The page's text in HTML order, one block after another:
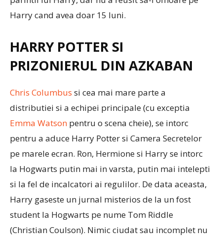
Harry cand avea doar 15 luni.
HARRY POTTER SI
PRIZONIERUL DIN AZKABAN
Chris Columbus si cea mai mare parte a
distributiei si a echipei principale (cu exceptia
Emma Watson pentru o scena cheie), se intorc
pentru a aduce Harry Potter si Camera Secretelor
pe marele ecran. Ron, Hermione si Harry se intorc
la Hogwarts putin mai in varsta, putin mai intelepti
si la fel de incalcatori ai regulilor. De data aceasta,
Harry gaseste un jurnal misterios de la un fost
student la Hogwarts pe nume Tom Riddle
(Christian Coulson). Nimic ciudat sau incomplet nu